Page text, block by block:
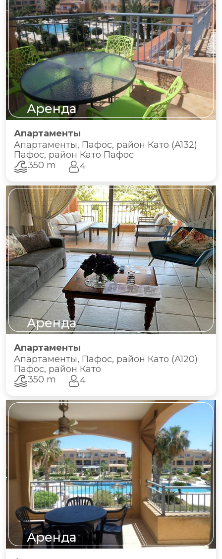
Аренда
Апартаменты
Апартаменты, Пафос, район Като (A132)
Пафос, район Като Пафос
350 m
4
Аренда
Апартаменты
Апартаменты, Пафос, район Като (A120)
Пафос, район Като
350 m
4
Аренда